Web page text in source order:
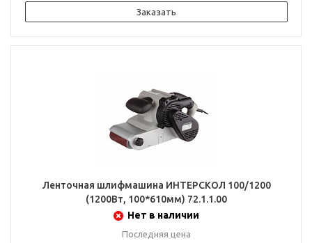
Заказать
Ленточная шлифмашина ИНТЕРСКОЛ 100/1200
(1200Вт, 100*610мм) 72.1.1.00
Нет в наличии
Последняя цена